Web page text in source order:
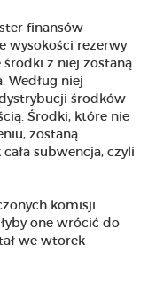
finansów
wysokości rezerwy
z niej zostaną
Według niej
środków
Środki, które nie
zostaną
subwencja, czyli
komisji
one wrócić do
we wtorek